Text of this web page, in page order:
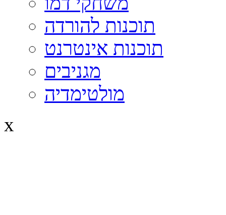
תוכנות להורדה
תוכנות אינטרנט
מגניבים
מולטימדיה
x